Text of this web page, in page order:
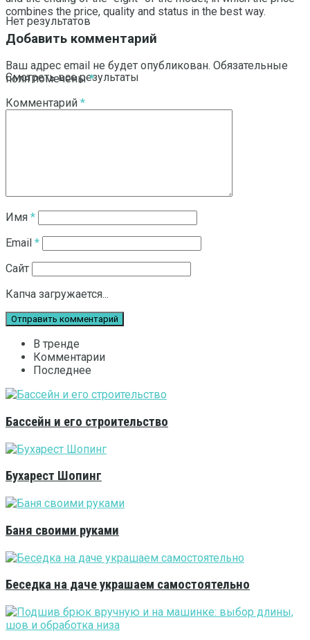
Нет результатов
Смотреть все результаты
combines the price, quality and status in the best way.
Добавить комментарий
Ваш адрес email не будет опубликован. Обязательные
поля помечены*
Комментарий *
Имя *
Email *
Сайт
Капча загружается...
В тренде
Комментарии
Последнее
Бассейн и его строительство
Бухарест Шопинг
Баня своими руками
Беседка на даче украшаем самостоятельно